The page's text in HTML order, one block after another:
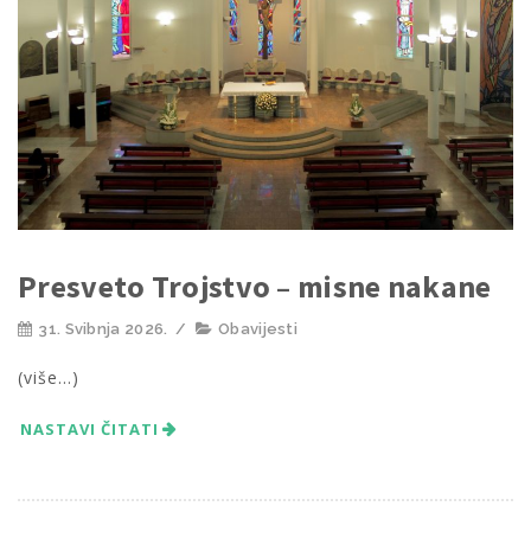
Presveto Trojstvo – misne nakane
31. Svibnja 2026. / Obavijesti
(više…)
NASTAVI ČITATI